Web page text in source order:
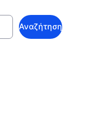
Αναζήτηση